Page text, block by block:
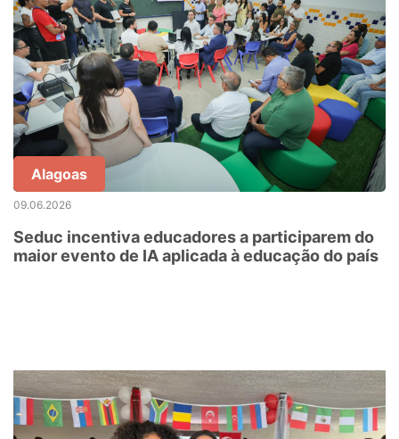
Alagoas
09.06.2026
Seduc incentiva educadores a participarem do
maior evento de IA aplicada à educação do país